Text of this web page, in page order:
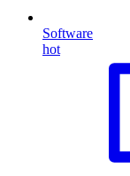
Software
hot